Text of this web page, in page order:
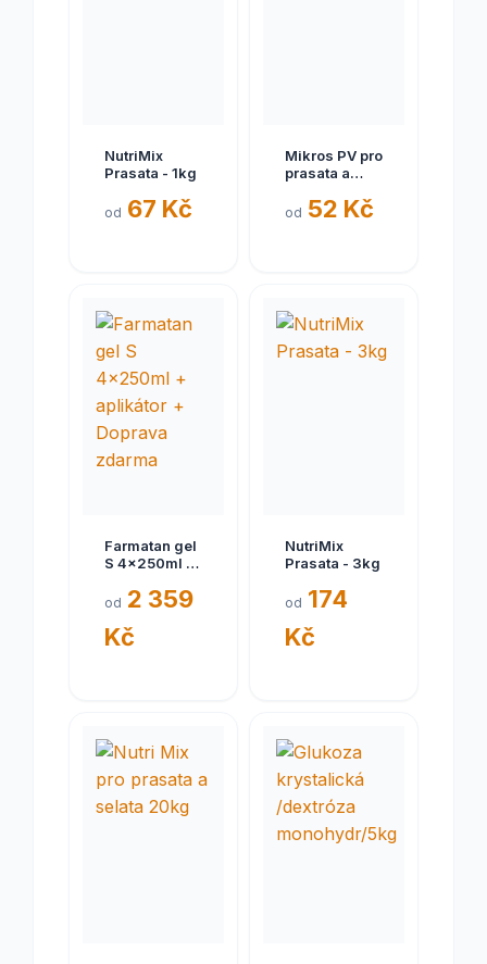
NutriMix
Prasata - 1kg
od 67 Kč
Mikros PV pro
prasata a
od 52 Kč
Farmatan gel
S 4x250ml +
Doprava
od 2 359
Kč
NutriMix
Prasata - 3kg
od 174
Kč